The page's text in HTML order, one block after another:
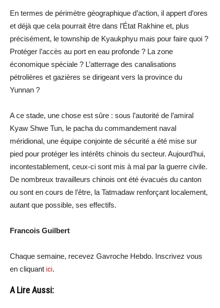
En termes de périmètre géographique d’action, il appert d’ores
et déjà que cela pourrait être dans l’État Rakhine et, plus
précisément, le township de Kyaukphyu mais pour faire quoi ?
Protéger l’accès au port en eau profonde ? La zone
économique spéciale ? L’atterrage des canalisations
pétrolières et gazières se dirigeant vers la province du
Yunnan ?
A ce stade, une chose est sûre : sous l’autorité de l’amiral
Kyaw Shwe Tun, le pacha du commandement naval
méridional, une équipe conjointe de sécurité a été mise sur
pied pour protéger les intérêts chinois du secteur. Aujourd’hui,
incontestablement, ceux-ci sont mis à mal par la guerre civile.
De nombreux travailleurs chinois ont été évacués du canton
ou sont en cours de l’être, la Tatmadaw renforçant localement,
autant que possible, ses effectifs.
Francois Guilbert
Chaque semaine, recevez Gavroche Hebdo. Inscrivez vous
en cliquant ici.
A Lire Aussi: